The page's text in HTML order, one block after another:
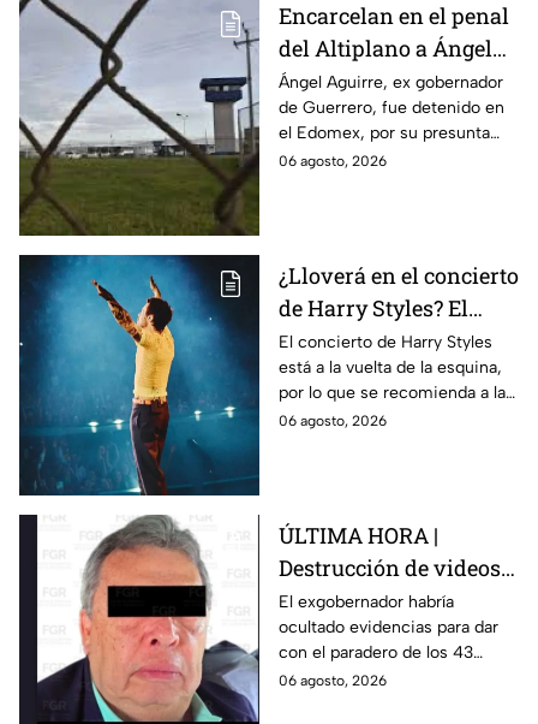
Encarcelan en el penal
del Altiplano a Ángel
Aguirre, ex gobernador
de Guerrero por caso
Ayotzinapa
Ángel Aguirre, ex gobernador
de Guerrero, fue detenido en
el Edomex, por su presunta
participación en la
06 agosto, 2026
¿Lloverá en el concierto
de Harry Styles? El
pronóstico del clima
para este viernes en
CDMX
El concierto de Harry Styles
está a la vuelta de la esquina,
por lo que se recomienda a las
y los fanáticos revisar el clima
06 agosto, 2026
ÚLTIMA HORA |
Destrucción de videos
clave y amenazas a
testigos por parte de
exgobernador Ángel
Aguirre: FGR
El exgobernador habría
ocultado evidencias para dar
con el paradero de los 43
estudiantes desaparecidos de
06 agosto, 2026